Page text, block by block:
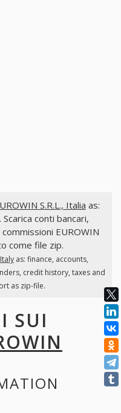
S.R.L., Italia as:
conti bancari,
EUROWIN
come file zip.
as: finance, accounts,
credit history, taxes and
as zip-file.
SUI